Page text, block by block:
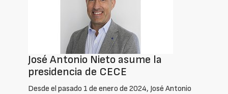
José Antonio Nieto asume la
presidencia de CECE
Desde el pasado 1 de enero de 2024, José Antonio